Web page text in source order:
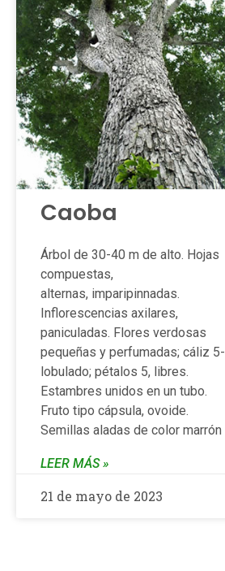
Caoba
Árbol de 30-40 m de alto. Hojas
compuestas,
alternas, imparipinnadas.
Inflorescencias axilares,
paniculadas. Flores verdosas
pequeñas y perfumadas; cáliz 5-
lobulado; pétalos 5, libres.
Estambres unidos en un tubo.
Fruto tipo cápsula, ovoide.
Semillas aladas de color marrón
LEER MÁS »
21 de mayo de 2023